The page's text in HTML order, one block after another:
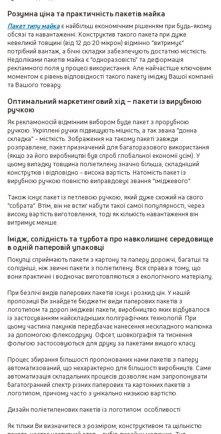
Розумна ціна та практичність пакетів майка
Пакет типу майкає найбільш економічним рішенням при будь-якому
обсязі та навантаженні. Конструктив такого пакета при дуже
невеликій товщині (від 12 до 20 мікрон) відмінно "витримує"
потрібний вантаж, а бічні складки забезпечують достатню місткість.
Недоліками пакетів майка є “одноразовість” та деформація
рекламного поля у процесі використання. Але найчастіше ключовим
моментом є рівень відповідності такого пакету іміджу Вашої компанії
та Вашого товару.
Оптимальний маркетинговий хід – пакети із вирубною
ручкою
Як рекламоносій відмінним вибором буде пакет з прорубною
ручкою. Укріплені ручки підвищують міцність, а так звана "донна
складка" - місткість. Зображення на такому пакеті завжди
розправлене, пакет призначений для багаторазового використання
(якщо за його виробництві був спроб глобальної економії усім). У
цьому випадку товщина поліетилену значно більша, складніший
конструтків і відповідно - висока вартість. Натомість пакет із
вирубною ручкою повністю виправдовує звання "іміджевого".
Також існує пакет із петлевою ручкою, який дуже схожий на свого
“собрата”. Втім, він не встиг набути такої самої популярності, через
високу вартість виготовлення, тоді як кількість навантаження він
витримує менше.
Імідж, солідність та турбота про навколишнє середовище
в одній паперовій упаковці
Покупці сприймають пакети з картону та паперу дорожчі, багатші та
солідніші, ніж звичні пакети з поліетилену. Вся справа в тому, що
вони практичні і водночас виготовляються з екологічного матеріалу.
При безлічі видів паперових пакетів існує і розкид цін. У нашій
пропозиції Ви знайдете бюджетні види паперових пакетів з
логотипом та дорогі іміджеві пакети, виробництво яких відбувалося
із застосуванням найскладніших поліграфічних технологій. При
цьому частина пакунків передбачає нанесення нескладного малюнка
за допомогою флексодруку. Офсет, шовкографія та тиснення
фольгою застосовуються для друку за пакетами вищого класу.
Процес збирання більшості пропонованих нами пакетів з паперу
автоматизований, що нехарактерно для більшості виробництв. Саме
автоматизація складальних процесів дозволяє нам запропонувати
багатогранний спектр різних паперових та картонних пакетів з
логотипом, причому часто з унікально низькою вартістю.
Дизайн поліетиленових пакетів із логотипом: особливості
Як тільки Ви визначитеся з розміром, конструктивом та щільністю